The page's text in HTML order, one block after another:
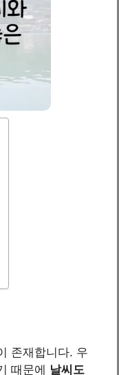
존재합니다. 우
때문에 날씨도